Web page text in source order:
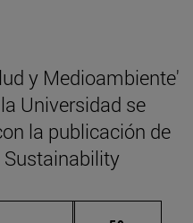
y Medioambiente'
Universidad se
la publicación de
Sustainability